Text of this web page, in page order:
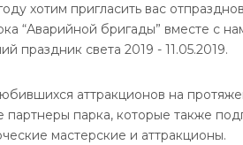
хотим пригласить вас
“Аварийной бригады” вместе с
праздник света 2019 - 11.05.2019.
аттракционов на
партнеры парка, которые также
мастерские и аттракционы.